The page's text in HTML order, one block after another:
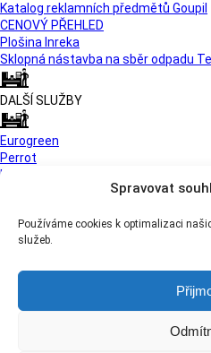
Spravovat
Používáme cookies k optimalizaci
služeb.
Katalog reklamních předmětů Goupil
CENOVÝ PŘEHLED
Plošina Inreka
Sklopná nástavba na sběr odpadu
DALŠÍ SLUŽBY
Eurogreen
Perrot
Iseki
Orec